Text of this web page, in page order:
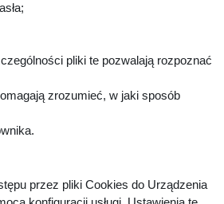
pliki te pozwalają rozpoznać
zrozumieć, w jaki sposób
przez pliki Cookies do Urządzenia